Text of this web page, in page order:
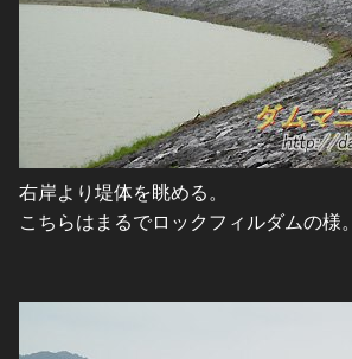
右岸より堤体を眺める。
こちらはまるでロックフィルダムの様。